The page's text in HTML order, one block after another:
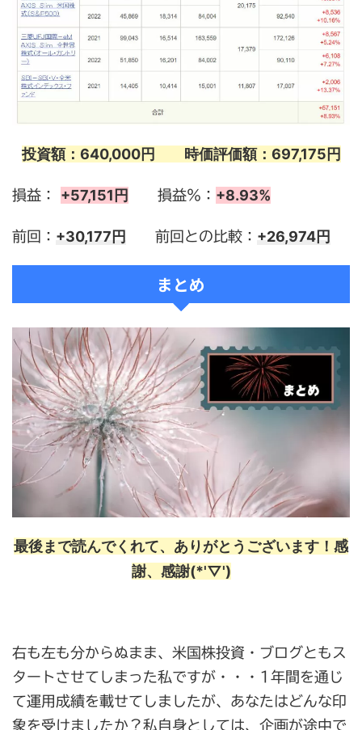
投資額：640,000円 時価評価額：697,175円
損益： +57,151円 損益％： +8.93%
前回： +30,177円 前回との比較： +26,974円
まとめ
最後まで読んでくれて、ありがとうございます！感
謝、感謝(*'▽')
右も左も分からぬまま、米国株投資・ブログともス
タートさせてしまった私ですが・・・1年間を通じ
て運用成績を載せてしましたが、あなたはどんな印
象を受けましたか？私自身としては、企画が途中で